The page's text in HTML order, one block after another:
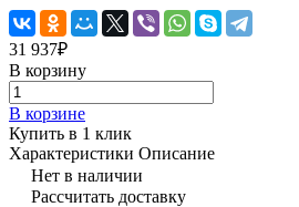
31 937₽
В корзину
В корзине
Купить в 1 клик
Характеристики Описание
Нет в наличии
Рассчитать доставку